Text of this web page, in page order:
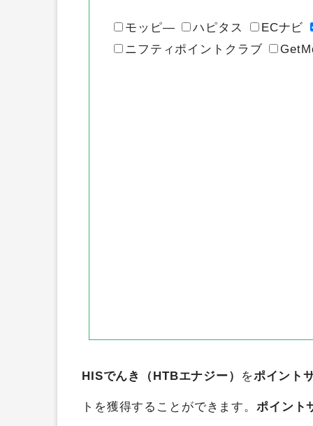
モッピ― ハピタス ECナビ
ニフティポイントクラブ
HISでんき（HTBエナジー） をポイント
トを獲得することができます。 ポイント